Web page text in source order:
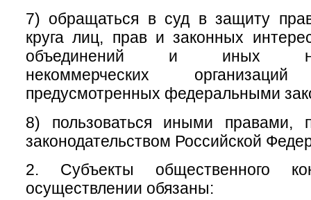
7) обращаться в суд в защиту
круга лиц, прав и законных
объединений и иных
некоммерческих
предусмотренных федеральными
8) пользоваться иными правами,
законодательством Российской
2. Субъекты общественного
осуществлении обязаны: